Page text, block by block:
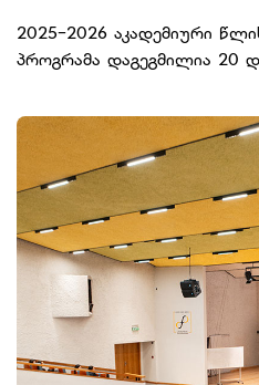
2025-2026 აკადემიური
პროგრამა დაგეგმილია 20